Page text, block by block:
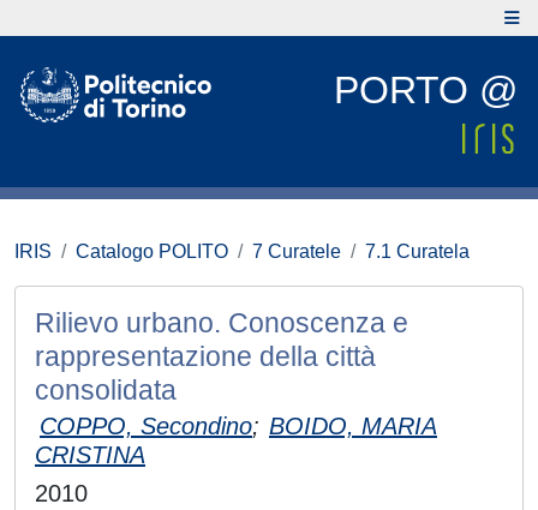
PORTO @
IRIS Catalogo POLITO 7 Curatele 7.1 Curatela
Rilievo urbano. Conoscenza e
rappresentazione della città
consolidata
COPPO, Secondino; BOIDO, MARIA
CRISTINA
2010